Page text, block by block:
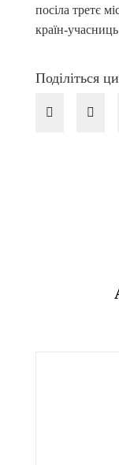
посіла третє
країн-учасниць
Поділіться